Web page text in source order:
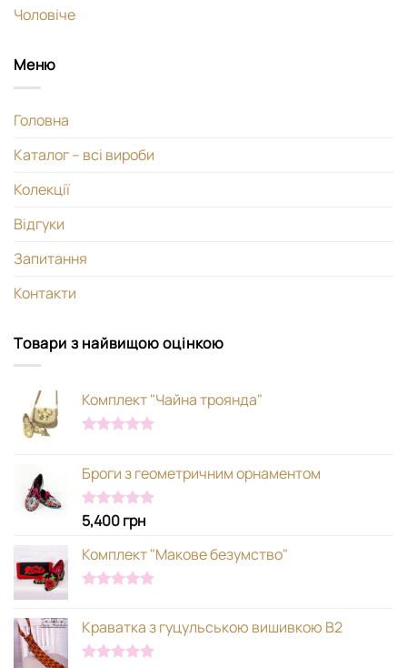
Чоловіче
Меню
Головна
Каталог – всі вироби
Колекції
Відгуки
Запитання
Контакти
Товари з найвищою оцінкою
Комплект "Чайна троянда"
Броги з геометричним орнаментом
Оцінено в
з 5
5,400грн
Комплект "Макове безумство"
Краватка з гуцульською вишивкою В2